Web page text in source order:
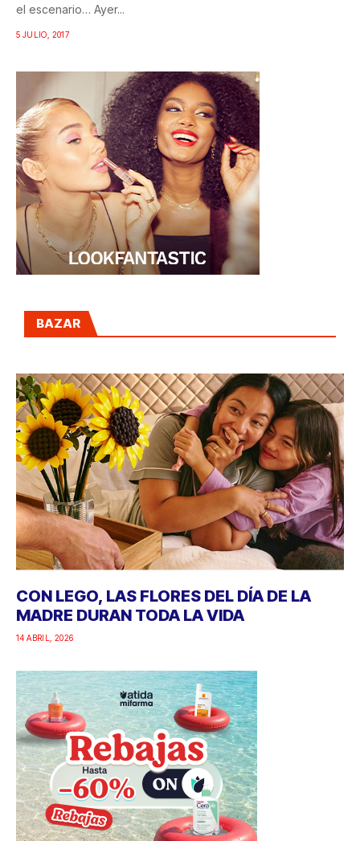
el escenario… Ayer...
5 JULIO, 2017
BAZAR
CON LEGO, LAS FLORES DEL DÍA DE LA
MADRE DURAN TODA LA VIDA
14 ABRIL, 2026